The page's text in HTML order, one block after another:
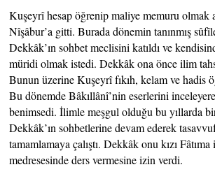
Kuşeyrî hesap öğrenip maliye memuru olmak
Nîşâbur’a gitti. Burada dönemin tanınmış
Dekkâk’ın sohbet meclisini katıldı ve
müridi olmak istedi. Dekkâk ona önce ilim
Bunun üzerine Kuşeyrî fıkıh, kelam ve hadis
Bu dönemde Bâkıllânî’nin eserlerini
benimsedi. İlimle meşgul olduğu bu yıllarda
Dekkâk’ın sohbetlerine devam ederek
tamamlamaya çalıştı. Dekkâk onu kızı
medresesinde ders vermesine izin verdi.